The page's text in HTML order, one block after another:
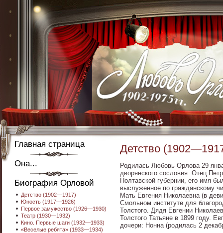
Главная страница
Она...
Биография Орловой
Детство (1902—1917)
Юность (1917—1926)
Первое замужество (1926—1930)
Театр (1930—1932)
Кино. Первые шаги (1932—1933)
«Веселые ребята» (1933—1934)
Детство
Родилась Любовь Орлова 29
дворянского сословия. Отец
Полтавской губернии, его имя
выслуженное по гражданскому
Мать Евгения Николаевна (в
Смольном институте для
Толстого. Дядя Евгении
Толстого Татьяне в 1899 году.
дочери: Нонна (родилась 2